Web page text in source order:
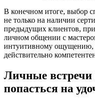
В конечном итоге, выбор
не только на наличии
предыдущих клиентов,
личном общении с
интуитивному ощущению,
действительно
Личные встречи
попасться на